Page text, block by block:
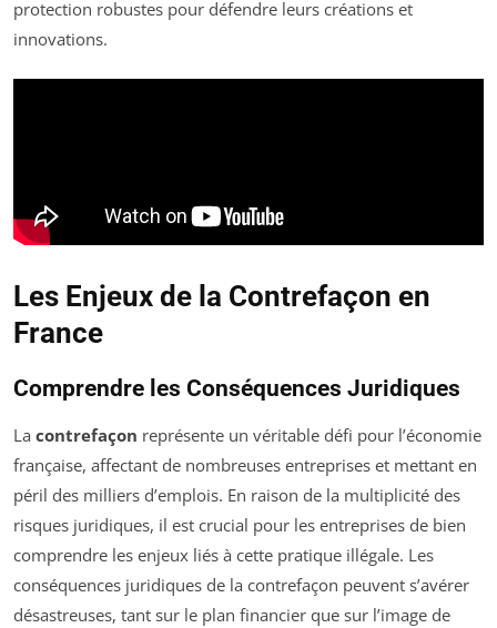
protection robustes pour défendre leurs créations et
innovations.
Les Enjeux de la Contrefaçon en
France
Comprendre les Conséquences Juridiques
La contrefaçon représente un véritable défi pour l’économie
française, affectant de nombreuses entreprises et mettant en
péril des milliers d’emplois. En raison de la multiplicité des
risques juridiques, il est crucial pour les entreprises de bien
comprendre les enjeux liés à cette pratique illégale. Les
conséquences juridiques de la contrefaçon peuvent s’avérer
désastreuses, tant sur le plan financier que sur l’image de